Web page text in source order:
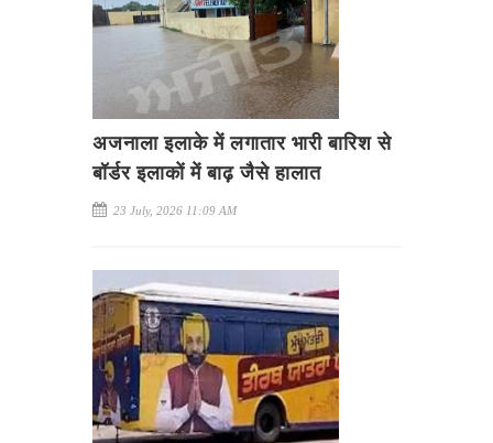
अजनाला इलाके में लगातार भारी बारिश से
बॉर्डर इलाकों में बाढ़ जैसे हालात
23 July, 2026 11:09 AM